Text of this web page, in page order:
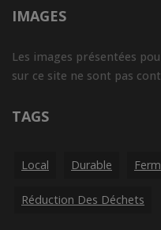
IMAGES
Les images présentées
sur ce site ne sont pas
TAGS
Local Durable
Réduction Des Déchets